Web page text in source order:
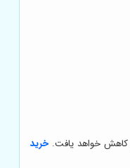
کاهش خواهد یافت.خرید